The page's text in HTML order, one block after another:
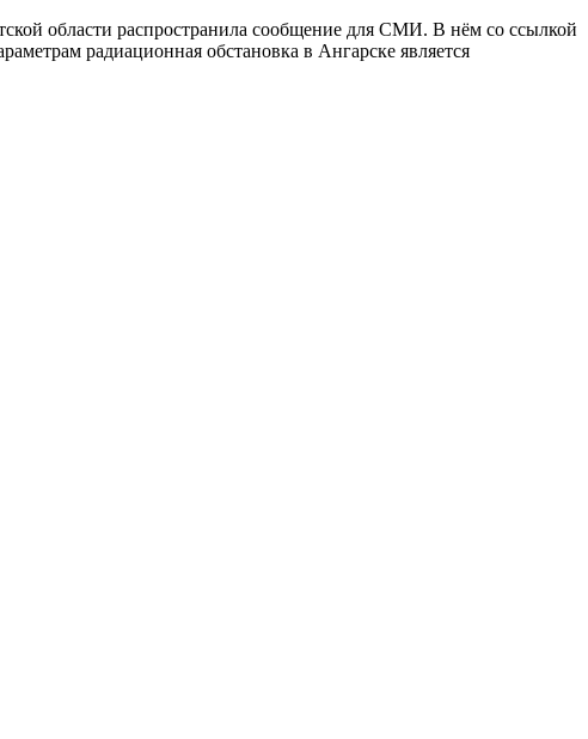
области распространила сообщение для СМИ. В нём со ссылкой
радиационная обстановка в Ангарске является